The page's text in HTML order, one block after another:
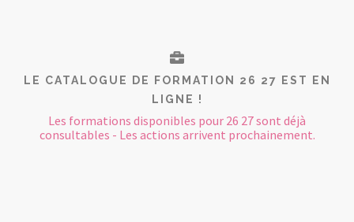
LE CATALOGUE DE FORMATION 26 27 EST EN
LIGNE !
Les formations disponibles pour 26 27 sont déjà
consultables - Les actions arrivent prochainement.